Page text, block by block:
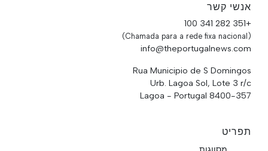
אנשי קשר
+351 282 341 100
(Chamada para a rede fixa nacional)
info@theportugalnews.com
Rua Municipio de S Domingos
Urb. Lagoa Sol, Lote 3 r/c
8400-357 Lagoa - Portugal
תפריט